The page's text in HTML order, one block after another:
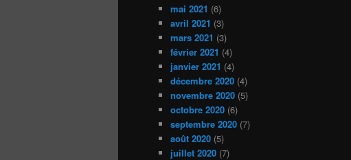
mai 2021 (6)
avril 2021 (3)
mars 2021 (3)
février 2021 (4)
janvier 2021 (4)
décembre 2020 (4)
novembre 2020 (5)
octobre 2020 (6)
septembre 2020 (7)
août 2020 (5)
juillet 2020 (7)